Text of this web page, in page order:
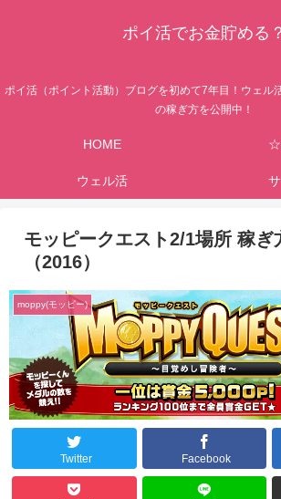
ポイ活でお金貯める？
ポイ活（ポイント活動）ブログを初めて7年目！ウェル
の稼ぎ方を公開中！
HOME ☆
ウェル活
モッピークエスト2/1場所 稼ぎ
（2016）
moppy(モッピー)
Twitter Facebook